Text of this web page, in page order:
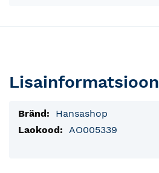
Lisainformatsioon
Lisainfo
Hansashop
AO005339